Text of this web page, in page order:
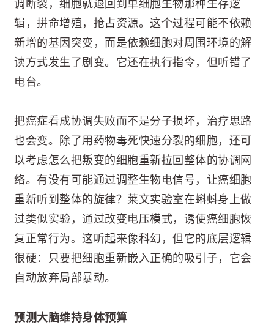
调断裂，细胞就退回到单细胞生物那种生存逻
辑，拼命增殖，抢占资源。这个过程可能不依赖
新增的基因突变，而是依赖细胞对周围环境的解
读方式发生了剧变。它还在执行指令，但听错了
电台。
把癌症看成协调失败而不是分子损坏，治疗思路
也会变。除了用药物毒死快速分裂的细胞，还可
以考虑怎么把叛变的细胞重新拉回整体的协调网
络。有没有可能通过调整生物电信号，让癌细胞
重新听到整体的旋律？莱文实验室在蝌蚪身上做
过类似实验，通过改变电压模式，诱使癌细胞恢
复正常行为。这听起来像科幻，但它的底层逻辑
很硬：只要把细胞重新嵌入正确的吸引子，它会
自动放弃局部暴动。
预测大脑维持身体预算